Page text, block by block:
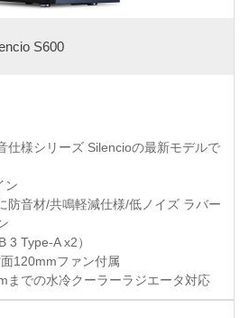
S600
仕様シリーズ Silencioの最新モデルで
ン
防音材/共鳴軽減仕様/低ノイズ ラバー
3 Type-A x2）
120mmファン付属
までの水冷クーラーラジエータ対応